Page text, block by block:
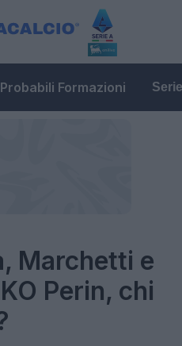
Probabili Formazioni
Marchetti e
Perin, chi